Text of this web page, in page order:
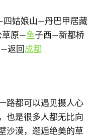
姑娘山—丹巴甲居藏
原—鱼子西—新都桥
返回成都
路都可以遇见摄人心
也是很多人都无比向
沙漠，邂逅绝美的草